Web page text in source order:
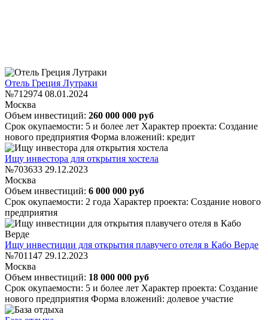
Отель Греция Лутраки
№712974 08.01.2024
Москва
Объем инвестиций: 260 000 000 руб
Срок окупаемости: 5 и более лет Характер проекта: Создание
нового предприятия Форма вложений: кредит
Ищу инвестора для открытия хостела
№703633 29.12.2023
Москва
Объем инвестиций: 6 000 000 руб
Срок окупаемости: 2 года Характер проекта: Создание нового
предприятия
Ищу инвестиции для открытия плавучего отеля в Кабо Верде
№701147 29.12.2023
Москва
Объем инвестиций: 18 000 000 руб
Срок окупаемости: 5 и более лет Характер проекта: Создание
нового предприятия Форма вложений: долевое участие